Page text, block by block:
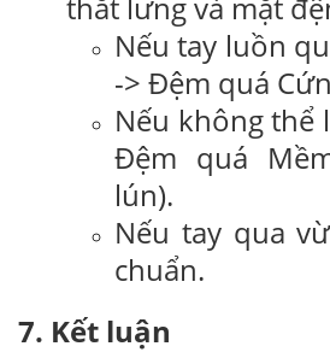
Nếu tay luồn
-> Đệm quá
Nếu không thể
Đệm quá
lún).
Nếu tay qua
chuẩn.
7. Kết luận